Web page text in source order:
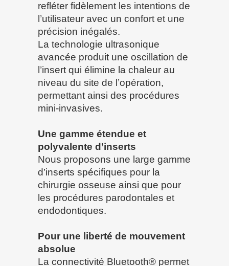
refléter fidèlement les intentions de
l’utilisateur avec un confort et une
précision inégalés.
La technologie ultrasonique
avancée produit une oscillation de
l’insert qui élimine la chaleur au
niveau du site de l’opération,
permettant ainsi des procédures
mini-invasives.
Une gamme étendue et
polyvalente d’inserts
Nous proposons une large gamme
d’inserts spécifiques pour la
chirurgie osseuse ainsi que pour
les procédures parodontales et
endodontiques.
Pour une liberté de mouvement
absolue
La connectivité Bluetooth® permet